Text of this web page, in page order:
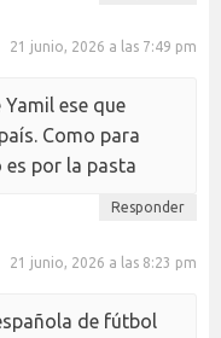
21 junio, 2026 a las 7:49 pm
ese que
Como para
es por la pasta
Responder
21 junio, 2026 a las 8:23 pm
de fútbol